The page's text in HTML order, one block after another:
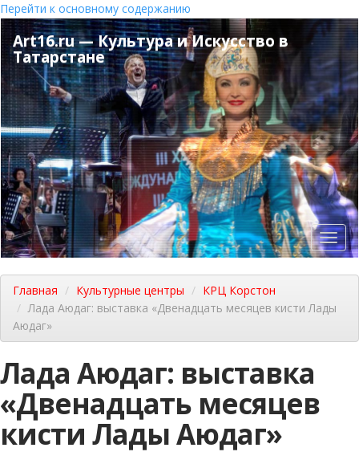
Перейти к основному содержанию
Art16.ru — Культура и Искусство в
Татарстане
Главная Культурные центры
КРЦ Корстон
Лада Аюдаг: выставка «Двенадцать месяцев кисти Лады
Аюдаг»
Лада Аюдаг: выставка
«Двенадцать месяцев
кисти Лады Аюдаг»